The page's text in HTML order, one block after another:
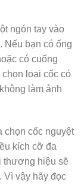
ngón tay vào
Nếu bạn có ống
có cuống
loại cốc có
làm ảnh
chọn cốc nguyệt
kích cỡ đa
thương hiệu sẽ
Vì vậy hãy đọc